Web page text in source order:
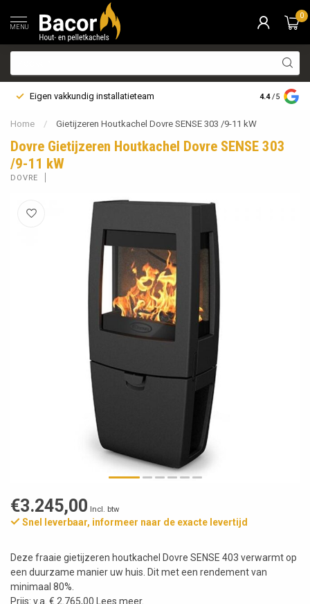
MENU
0
Eigen vakkundig installatieteam Bezorging
4.4 /5
Home / Gietijzeren Houtkachel Dovre SENSE 303 /9-11 kW
Dovre Gietijzeren Houtkachel Dovre SENSE 303
/9-11 kW
DOVRE
€3.245,00 Incl. btw
Snel leverbaar, informeer naar de exacte levertijd
Deze fraaie gietijzeren houtkachel Dovre SENSE 403 verwarmt op
een duurzame manier uw huis. Dit met een rendement van
minimaal 80%.
Prijs: v.a. € 2.765,00
Lees meer.